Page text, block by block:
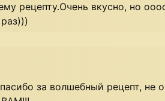
рецепту.Очень вкусно, но
за волшебный рецепт, не